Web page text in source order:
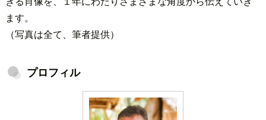
ます。
（写真は全て、筆者提供）
プロフィル